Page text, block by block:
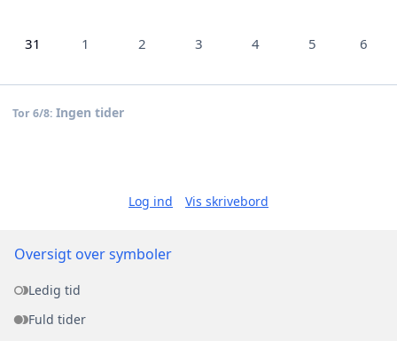
31 1 2 3 4 5 6
Tor 6/8: Ingen tider
Log ind Vis skrivebord
Oversigt over symboler
Ledig tid
Fuld tider